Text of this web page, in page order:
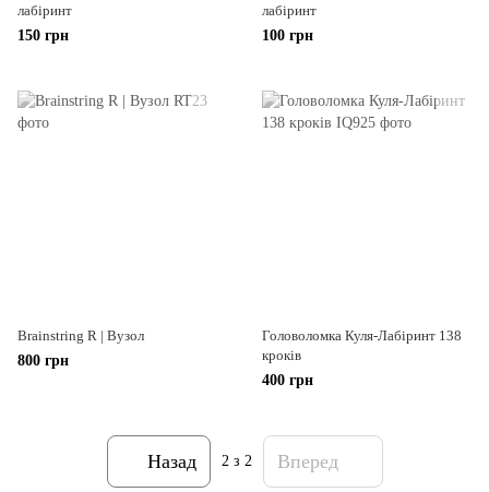
лабіринт
150 грн
лабіринт
100 грн
Brainstring R | Вузол
800 грн
Головоломка Куля-Лабіринт 138
кроків
400 грн
Назад 2з 2 Вперед